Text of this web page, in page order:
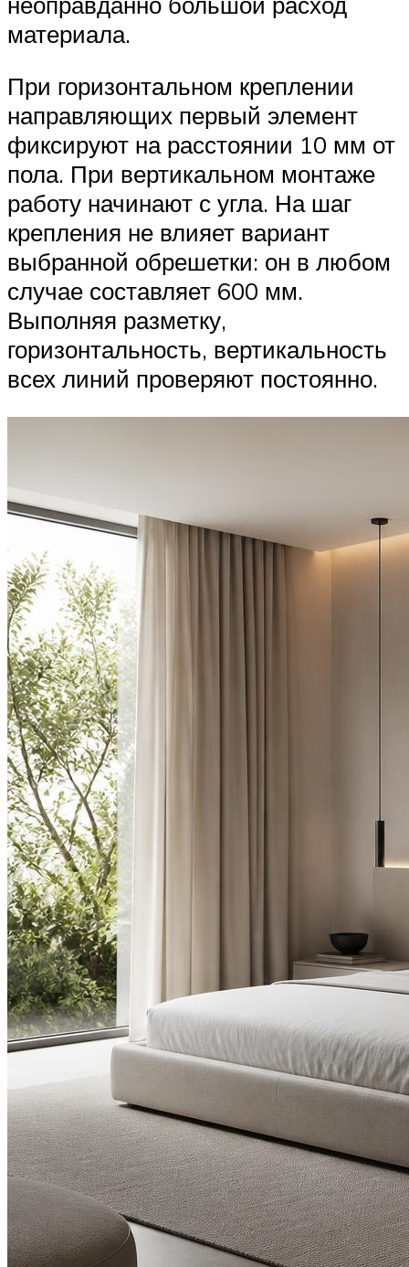
материала.
При горизонтальном креплении
направляющих первый элемент
фиксируют на расстоянии 10 мм от
пола. При вертикальном монтаже
работу начинают с угла. На шаг
крепления не влияет вариант
выбранной обрешетки: он в любом
случае составляет 600 мм.
Выполняя разметку,
горизонтальность, вертикальность
всех линий проверяют постоянно.